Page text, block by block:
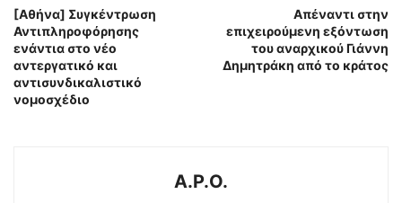
[Αθήνα] Συγκέντρωση
Αντιπληροφόρησης
ενάντια στο νέο
αντεργατικό και
αντισυνδικαλιστικό
νομοσχέδιο
Απέναντι στην
επιχειρούμενη εξόντωση
του αναρχικού Γιάννη
Δημητράκη από το κράτος
A.P.O.